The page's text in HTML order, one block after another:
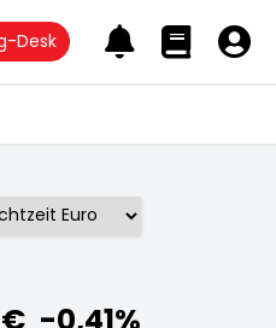
Desk
-0,41%